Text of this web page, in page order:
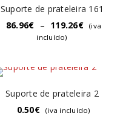
Suporte de prateleira 161
86.96€ – 119.26€
(iva
incluído)
Suporte de prateleira 2
0.50€ (iva incluído)